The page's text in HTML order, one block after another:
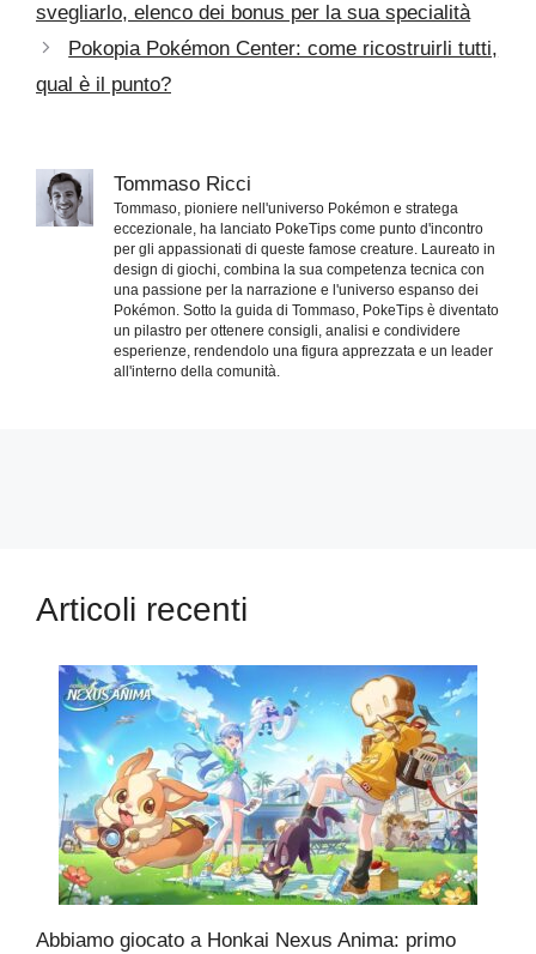
svegliarlo, elenco dei bonus per la sua specialità
Pokopia Pokémon Center: come ricostruirli tutti,
qual è il punto?
Tommaso Ricci
Tommaso, pioniere nell'universo Pokémon e stratega
eccezionale, ha lanciato PokeTips come punto d'incontro
per gli appassionati di queste famose creature. Laureato in
design di giochi, combina la sua competenza tecnica con
una passione per la narrazione e l'universo espanso dei
Pokémon. Sotto la guida di Tommaso, PokeTips è diventato
un pilastro per ottenere consigli, analisi e condividere
esperienze, rendendolo una figura apprezzata e un leader
all'interno della comunità.
Articoli recenti
Abbiamo giocato a Honkai Nexus Anima: primo